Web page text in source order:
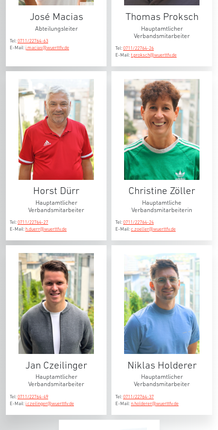
© RJ
José Macias
Abteilungsleiter
Tel:0711/22764-63
E-Mail:j.macias@wuerttfv.de
Thomas Proksch
Hauptamtlicher
Verbandsmitarbeiter
Tel:0711/22764-26
E-Mail:t.proksch@wuerttfv.de
Horst Dürr
Hauptamtlicher
Verbandsmitarbeiter
Tel:0711/22764-27
E-Mail: h.duerr@wuerttfv.de
Christine Zöller
Hauptamtliche
Verbandsmitarbeiterin
Tel:0711/22764-24
E-Mail:c.zoeller@wuerttfv.de
Jan Czeilinger
Hauptamtlicher
Verbandsmitarbeiter
Tel:0711/22764-49
E-Mail:j.czeilinger@wuerttfv.de
Niklas Holderer
Hauptamtlicher
Verbandsmitarbeiter
Tel:0711/22764-37
E-Mail: n.holderer@wuerttfv.de